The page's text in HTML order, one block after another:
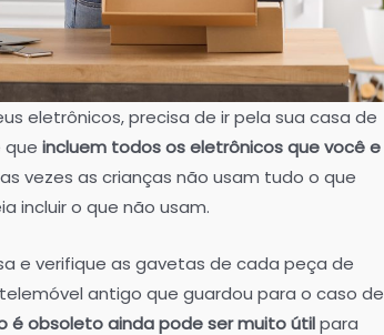
eletrônicos, precisa de ir pela sua casa de
que incluem todos os eletrônicos que você e
vezes as crianças não usam tudo o que
incluir o que não usam.
e verifique as gavetas de cada peça de
antigo que guardou para o caso de
é obsoleto ainda pode ser muito útilpara